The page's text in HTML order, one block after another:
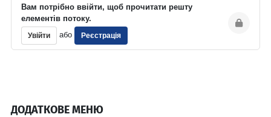
Вам потрібно ввійти, щоб прочитати решту
елементів потоку.
Увійти або Реєстрація
ДОДАТКОВЕ МЕНЮ